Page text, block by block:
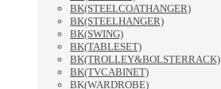
BK(STEELCOATHANGER)
BK(STEELHANGER)
BK(SWING)
BK(TABLESET)
BK(TROLLEY&BOLSTERRACK)
BK(TVCABINET)
BK(WARDROBE)